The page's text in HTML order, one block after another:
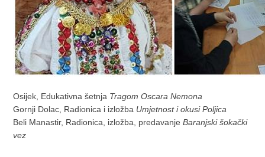
Osijek, Edukativna šetnja Tragom Oscara Nemona
Gornji Dolac, Radionica i izložba Umjetnost i okusi Poljica
Beli Manastir, Radionica, izložba, predavanjeBaranjski šokački
vez